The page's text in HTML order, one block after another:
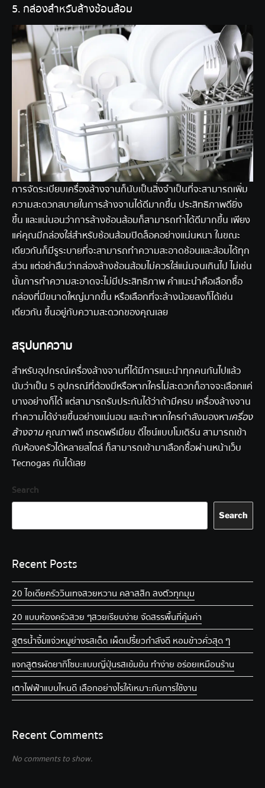
5. กล่องสำหรับล้างช้อนส้อม
การจัดระเบียบเครื่องล้างจานก็นับเป็นสิ่งจำเป็นที่จะสามารถเพิ่ม
ความสะดวกสบายในการล้างจานได้ดีมากขึ้น ประสิทธิภาพดียิ่ง
ขึ้น และแน่นอนว่าการล้างช้อนส้อมก็สามารถทำได้ดีมากขึ้น เพียง
แค่คุณมีกล่องใส่สำหรับช้อนส้อมปิดล็อคอย่างแน่นหนา ในขณะ
เดียวกันก็มีรูระบายที่จะสามารถทำความสะอาดช้อนและส้อมได้ทุก
ส่วน แต่อย่าลืมว่ากล่องล้างช้อนส้อมไม่ควรใส่แน่นจนเกินไป ไม่เช่น
นั้นการทำความสะอาดจะไม่มีประสิทธิภาพ คำแนะนำคือเลือกซื้อ
กล่องที่มีขนาดใหญ่มากขึ้น หรือเลือกที่จะล้างน้อยลงก็ได้เช่น
เดียวกัน ขึ้นอยู่กับความสะดวกของคุณเลย
สรุปบทความ
สำหรับอุปกรณ์เครื่องล้างจานที่ได้มีการแนะนำทุกคนกันไปแล้ว
นับว่าเป็น 5 อุปกรณ์ที่ต้องมีหรือหากใครไม่สะดวกก็อาจจะเลือกแค่
บางอย่างก็ได้ แต่สามารถรับประกันได้ว่าถ้ามีครบ เครื่องล้างจาน
ทำความได้ง่ายขึ้นอย่างแน่นอน และถ้าหากใครกำลังมองหาเครื่อง
ล้างจานคุณภาพดี เกรดพรีเมียม ดีไซน์แบบโมเดิร์น สามารถเข้า
กับห้องครัวได้หลายสไตล์ ก็สามารถเข้ามาเลือกซื้อผ่านหน้าเว็บ
Tecnogas กันได้เลย
Search
Search
Recent Posts
20 ไอเดียครัววินเทจ สวยหวาน คลาสสิก ลงตัวทุกมุม
20 แบบห้องครัวสวย ๆ สวยเรียบง่าย จัดสรรพื้นที่คุ้มค่า
สูตรน้ำจิ้มแจ่วหมูย่าง รสเด็ด เผ็ดเปรี้ยวกำลังดี หอมข้าวคั่วสุด ๆ
แจกสูตรผัดยากิโซบะแบบญี่ปุ่น รสเข้มข้น ทำง่าย อร่อยเหมือนร้าน
เตาไฟฟ้าแบบไหนดี เลือกอย่างไรให้เหมาะกับการใช้งาน
Recent Comments
No comments to show.